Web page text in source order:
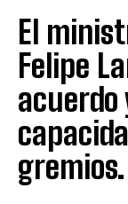
El
Felipe
acuerdo
gremios.